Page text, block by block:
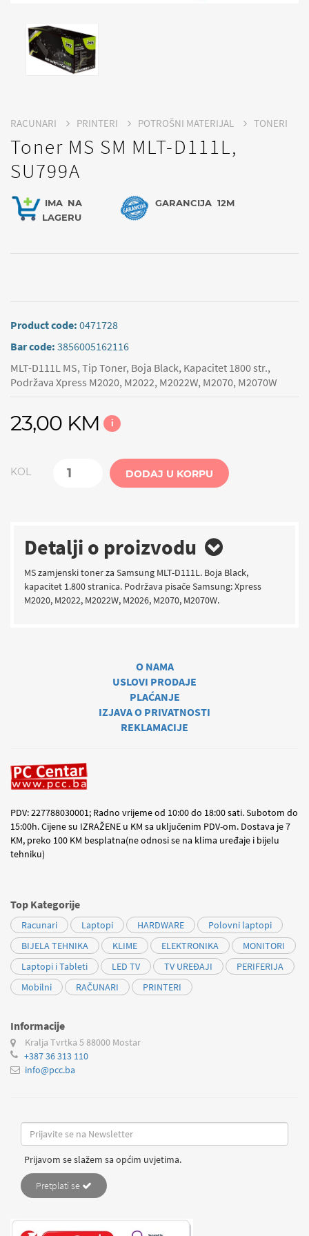
RACUNARI PRINTERI POTROŠNI MATERIJAL TONERI
Toner MS SM MLT-D111L,
SU799A
IMA NA
LAGERU
GARANCIJA 12M
Product code: 0471728
Bar code: 3856005162116
MLT-D111L MS, Tip Toner, Boja Black, Kapacitet 1800 str.,
Podržava Xpress M2020, M2022, M2022W, M2070, M2070W
23,00 KM i
KOL DODAJ U KORPU
Detalji o proizvodu
MS zamjenski toner za Samsung MLT-D111L. Boja Black,
kapacitet 1.800 stranica. Podržava pisače Samsung: Xpress
M2020, M2022, M2022W, M2026, M2070, M2070W.
O NAMA
USLOVI PRODAJE
PLAĆANJE
IZJAVA O PRIVATNOSTI
REKLAMACIJE
PDV: 227788030001; Radno vrijeme od 10:00 do 18:00 sati. Subotom do
15:00h. Cijene su IZRAŽENE u KM sa uključenim PDV-om. Dostava je 7
KM, preko 100 KM besplatna(ne odnosi se na klima uređaje i bijelu
tehniku)
Top Kategorije
Racunari Laptopi HARDWARE
Polovni laptopi
BIJELA TEHNIKA
KLIME ELEKTRONIKA
MONITORI
Laptopi i Tableti
LED TV TV UREĐAJI
PERIFERIJA
Mobilni
RAČUNARI PRINTERI
Informacije
Kralja Tvrtka 5 88000 Mostar
+387 36 313 110
info@pcc.ba
Prijavom se slažem sa općim uvjetima.
Pretplati se